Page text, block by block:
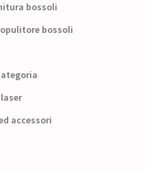
bossoli
bossoli
accessori